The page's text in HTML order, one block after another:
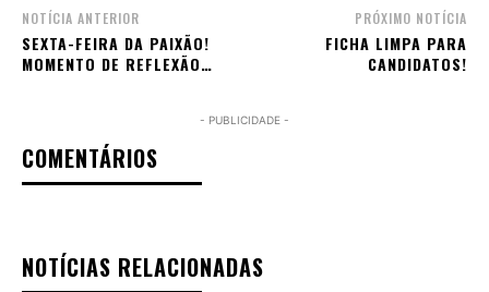
NOTÍCIA ANTERIOR
SEXTA-FEIRA DA PAIXÃO!
MOMENTO DE REFLEXÃO…
PRÓXIMO NOTÍCIA
FICHA LIMPA PARA
CANDIDATOS!
- PUBLICIDADE -
COMENTÁRIOS
NOTÍCIAS RELACIONADAS